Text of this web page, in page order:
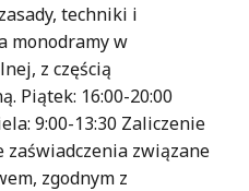
techniki i
monodramy w
z częścią
Piątek: 16:00-20:00
9:00-13:30 Zaliczenie
związane
zgodnym z